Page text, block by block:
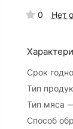
0 Нет
Срок
Тип
Тип мяса
Способ